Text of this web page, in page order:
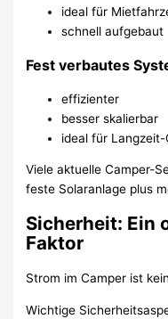
ideal für
schnell aufgebaut
Fest verbautes
effizienter
besser skalierbar
ideal für Langzeit-
Viele aktuelle Camper-
feste Solaranlage plus
Sicherheit: Ein
Faktor
Strom im Camper ist
Wichtige